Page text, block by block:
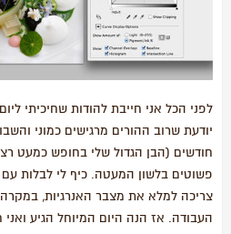
לפני הכל אני חייבת להודות שחיכיתי
יודעת שרוב ההורים מרגישים כמוני
חודשים (הבן הגדול שלי בחופש כמעט
פשוטים בלשון המעטה. כיף לי לבלות עם
צריכה למלא את מצבר האנרגיות,
העבודה. אז הנה היום המיוחל הגיע ואני